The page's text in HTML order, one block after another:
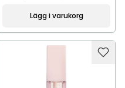
Lägg i varukorg